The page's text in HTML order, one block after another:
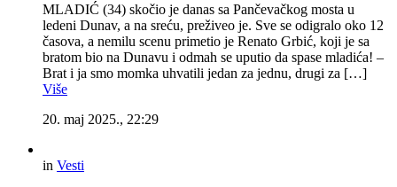
MLADIĆ (34) skočio je danas sa Pančevačkog mosta u
ledeni Dunav, a na sreću, preživeo je. Sve se odigralo oko 12
časova, a nemilu scenu primetio je Renato Grbić, koji je sa
bratom bio na Dunavu i odmah se uputio da spase mladića! –
Brat i ja smo momka uhvatili jedan za jednu, drugi za […]
Više
20. maj 2025., 22:29
in Vesti